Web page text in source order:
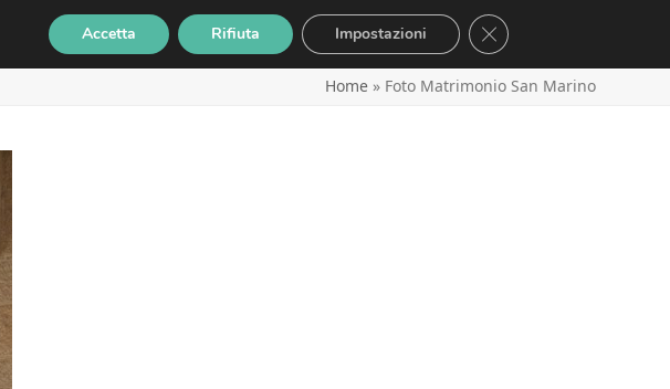
Home» Foto Matrimonio San Marino
Accetta Rifiuta Impostazioni Close GDPR Cookie